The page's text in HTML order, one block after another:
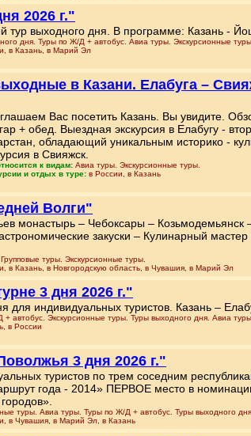
2026 г."
тур выходного дня. В программе: Казань -
дня. Туры по Ж/Д + автобус. Авиа туры. Экскурсионные туры.
в Казань, в Марий Эл
в Казани. Елабуга –
Вас посетить Казань. Вы увидите.
+ обед. Выездная экскурсия в Елабугу -
обладающий уникальным историко -
в Свияжск.
к видам: Авиа туры. Экскурсионные туры.
и отдых в туре: в России, в Казань
Волги"
монастырь – Чебоксары – Козьмодемьянск
закуски – Кулинарный
туры. Экскурсионные туры.
в Казань, в Новгородскую область, в Чувашия, в Марий Эл
3 дня 2026 г."
для индивидуальных туристов. Казань –
автобус. Экскурсионные туры. Туры выходного дня. Авиа туры.
в России
3 дня 2026 г."
туристов по трем соседним
года - 2014» ПЕРВОЕ место в
туры. Авиа туры. Туры по Ж/Д + автобус. Туры выходного дня.
в Чувашия, в Марий Эл, в Казань